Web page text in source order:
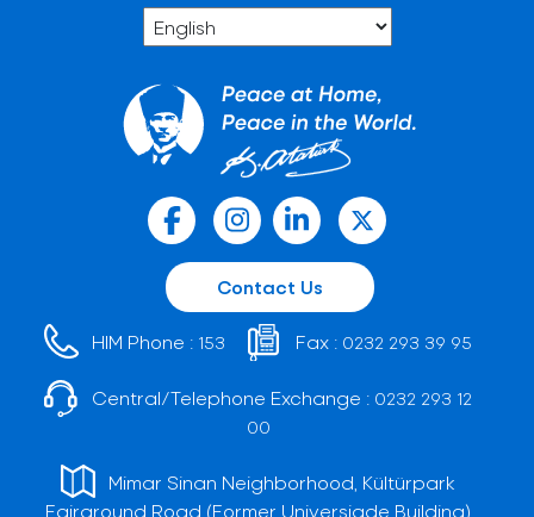
Contact Us
HIM Phone : 153 Fax : 0232 293 39 95
Central/Telephone Exchange : 0232 293 12
00
Mimar Sinan Neighborhood, Kültürpark
Fairground Road (Former Universiade Building)